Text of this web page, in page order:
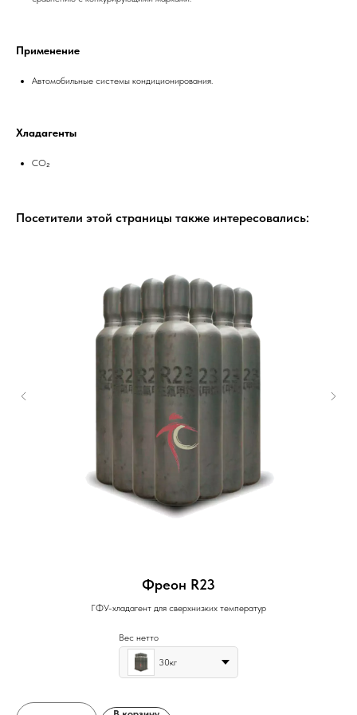
Применение
Автомобильные системы кондиционирования.
Хладагенты
CO₂
Посетители этой страницы также интересовались:
Фреон R23
ГФУ-хладагент для сверхнизких температур
Вес нетто
30кг